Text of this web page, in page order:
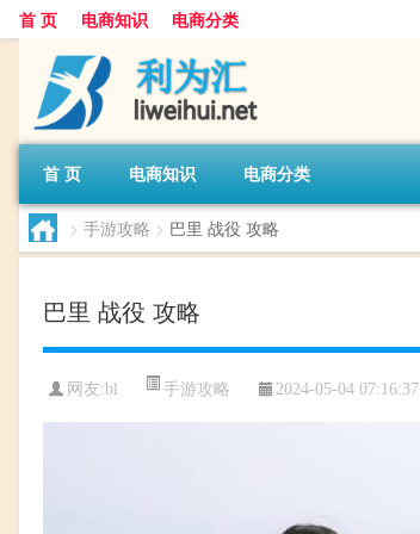
首 页 电商知识 电商分类
首 页 电商知识 电商分类
> 手游攻略 > 巴里 战役 攻略
巴里 战役 攻略
网友:bl 手游攻略 2024-05-04 07:16:37